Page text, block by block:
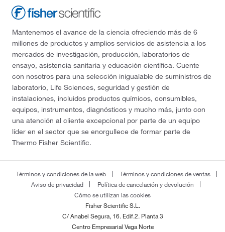
Mantenemos el avance de la ciencia ofreciendo más de 6
millones de productos y amplios servicios de asistencia a los
mercados de investigación, producción, laboratorios de
ensayo, asistencia sanitaria y educación científica. Cuente
con nosotros para una selección inigualable de suministros de
laboratorio, Life Sciences, seguridad y gestión de
instalaciones, incluidos productos químicos, consumibles,
equipos, instrumentos, diagnósticos y mucho más, junto con
una atención al cliente excepcional por parte de un equipo
líder en el sector que se enorgullece de formar parte de
Thermo Fisher Scientific.
Términos y condiciones de la web
Términos y condiciones de ventas
Aviso de privacidad
Política de cancelación y devolución
Cómo se utilizan las cookies
Fisher Scientific S.L.
C/ Anabel Segura, 16. Edif.2. Planta 3
Centro Empresarial Vega Norte